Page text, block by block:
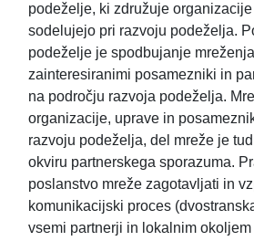
podeželje, ki združuje
sodelujejo pri razvoju podeželja.
podeželje je spodbujanje
zainteresiranimi posamezniki in
na področju razvoja podeželja.
organizacije, uprave in
razvoju podeželja, del mreže je
okviru partnerskega sporazuma.
poslanstvo mreže zagotavljati in
komunikacijski proces
vsemi partnerji in lokalnim